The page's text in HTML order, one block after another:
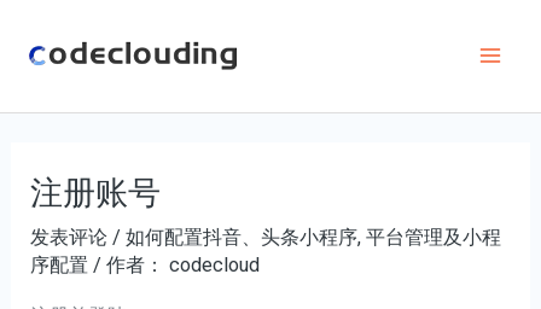
注册账号
发表评论 /如何配置抖音、头条小程序,平台管理及小程
序配置 / 作者： codecloud